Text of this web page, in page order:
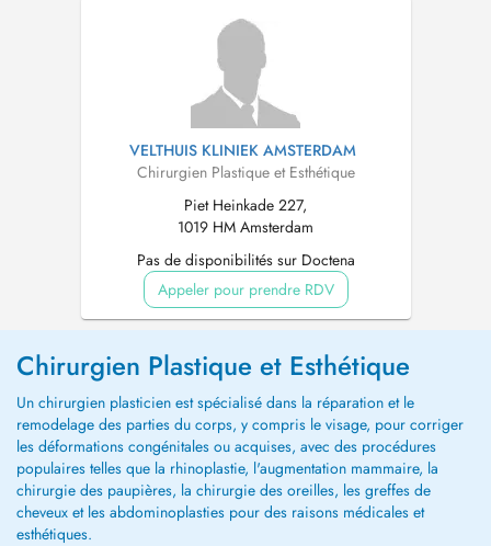
VELTHUIS KLINIEK AMSTERDAM
Chirurgien Plastique et Esthétique
Piet Heinkade 227,
1019 HM Amsterdam
Pas de disponibilités sur Doctena
Appeler pour prendre RDV
Chirurgien Plastique et Esthétique
Un chirurgien plasticien est spécialisé dans la réparation et le
remodelage des parties du corps, y compris le visage, pour corriger
les déformations congénitales ou acquises, avec des procédures
populaires telles que la rhinoplastie, l'augmentation mammaire, la
chirurgie des paupières, la chirurgie des oreilles, les greffes de
cheveux et les abdominoplasties pour des raisons médicales et
esthétiques.